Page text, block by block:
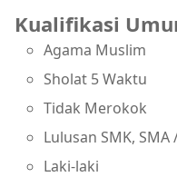
Kualifikasi
Agama Muslim
Sholat 5 Waktu
Tidak Merokok
Lulusan SMK,
Laki-laki